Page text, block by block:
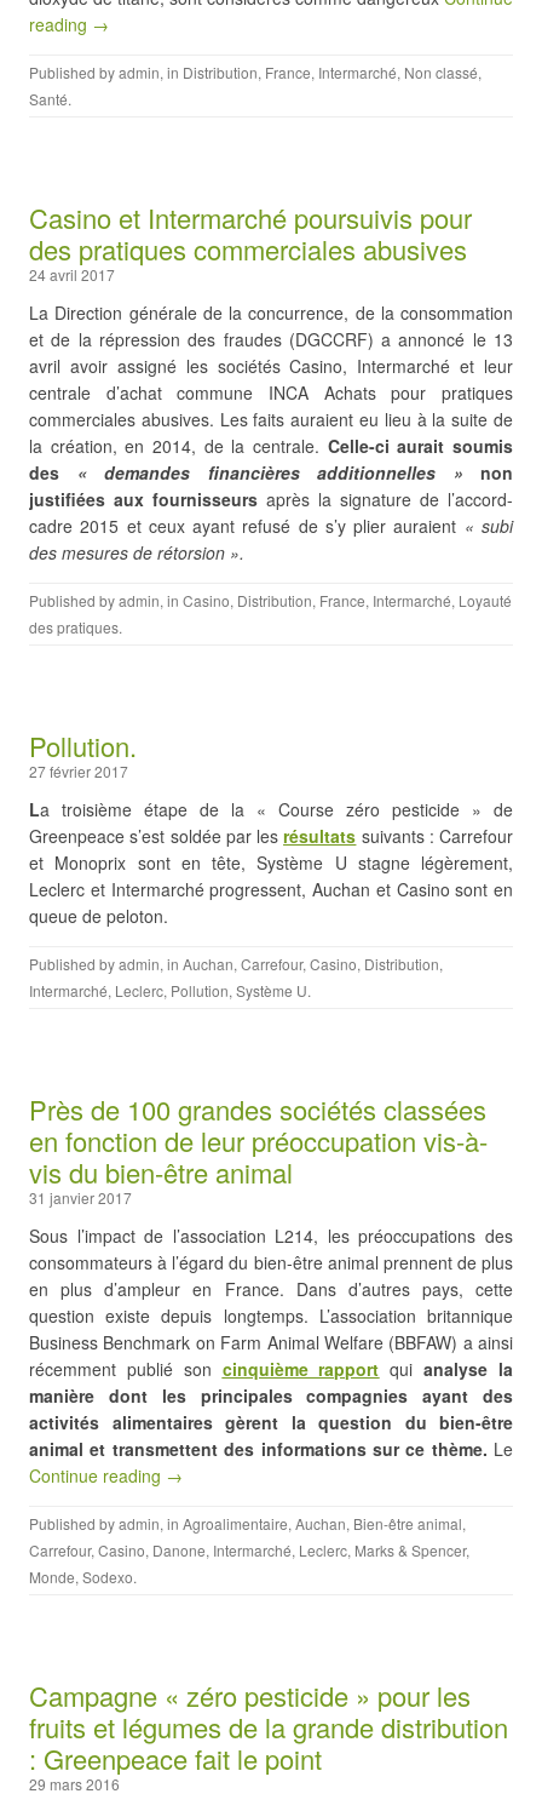
reading →
Published byadmin, in Distribution, France, Intermarché, Non classé,
Santé.
Casino et Intermarché poursuivis pour
des pratiques commerciales abusives
24 avril 2017
La Direction générale de la concurrence, de la consommation
et de la répression des fraudes (DGCCRF) a annoncé le 13
avril avoir assigné les sociétés Casino, Intermarché et leur
centrale d’achat commune INCA Achats pour pratiques
commerciales abusives. Les faits auraient eu lieu à la suite de
la création, en 2014, de la centrale. Celle-ci aurait soumis
des « demandes financières additionnelles » non
justifiées aux fournisseurs après la signature de l’accord-
cadre 2015 et ceux ayant refusé de s’y plier auraient « subi
des mesures de rétorsion ».
Published byadmin, in Casino, Distribution, France, Intermarché, Loyauté
des pratiques.
Pollution.
27 février 2017
La troisième étape de la « Course zéro pesticide » de
Greenpeace s’est soldée par lesrésultats suivants : Carrefour
et Monoprix sont en tête, Système U stagne légèrement,
Leclerc et Intermarché progressent, Auchan et Casino sont en
queue de peloton.
Published byadmin, in Auchan, Carrefour, Casino, Distribution,
Intermarché, Leclerc, Pollution, Système U.
Près de 100 grandes sociétés classées
en fonction de leur préoccupation vis-à-
vis du bien-être animal
31 janvier 2017
Sous l’impact de l’association L214, les préoccupations des
consommateurs à l’égard du bien-être animal prennent de plus
en plus d’ampleur en France. Dans d’autres pays, cette
question existe depuis longtemps. L’association britannique
Business Benchmark on Farm Animal Welfare (BBFAW) a ainsi
récemment publié son cinquième rapport quianalyse la
manière dont les principales compagnies ayant des
activités alimentaires gèrent la question du bien-être
animal et transmettent des informations sur ce thème. Le
Continue reading →
Published byadmin, in Agroalimentaire, Auchan, Bien-être animal,
Carrefour, Casino, Danone, Intermarché, Leclerc, Marks & Spencer,
Monde, Sodexo.
Campagne « zéro pesticide » pour les
fruits et légumes de la grande distribution
: Greenpeace fait le point
29 mars 2016